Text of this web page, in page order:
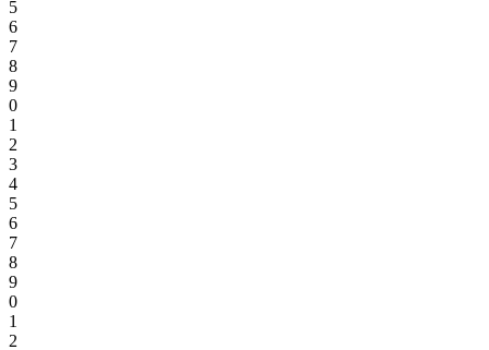
5
6
7
8
9
0
1
2
3
4
5
6
7
8
9
0
1
2